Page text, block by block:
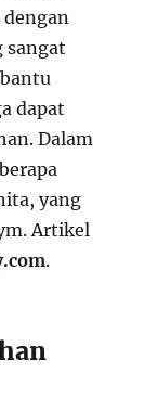
sangat
dapat
Dalam
yang
Artikel
.